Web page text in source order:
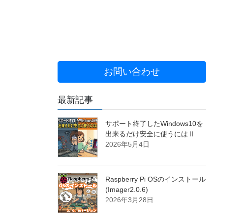
お問い合わせ
最新記事
サポート終了したWindows10を
出来るだけ安全に使うにはⅡ
2026年5月4日
Raspberry Pi OSのインストール
(Imager2.0.6)
2026年3月28日